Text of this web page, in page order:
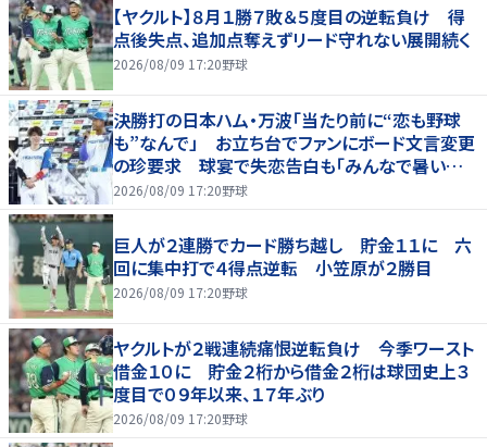
【ヤクルト】８月１勝７敗＆５度目の逆転負け 得
点後失点、追加点奪えずリード守れない展開続く
2026/08/09 17:20野球
決勝打の日本ハム・万波「当たり前に“恋も野球
も”なんで」 お立ち台でファンにボード文言変更
の珍要求 球宴で失恋告白も「みんなで暑い夏
にしましょう！」
2026/08/09 17:20野球
巨人が２連勝でカード勝ち越し 貯金１１に 六
回に集中打で４得点逆転 小笠原が２勝目
2026/08/09 17:20野球
ヤクルトが２戦連続痛恨逆転負け 今季ワースト
借金１０に 貯金２桁から借金２桁は球団史上３
度目で０９年以来、１７年ぶり
2026/08/09 17:20野球